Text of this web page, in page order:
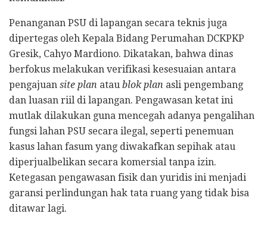
Penanganan PSU di lapangan secara teknis juga
dipertegas oleh Kepala Bidang Perumahan DCKPKP
Gresik, Cahyo Mardiono. Dikatakan, bahwa dinas
berfokus melakukan verifikasi kesesuaian antara
pengajuan site plan atau blok plan asli pengembang
dan luasan riil di lapangan. Pengawasan ketat ini
mutlak dilakukan guna mencegah adanya pengalihan
fungsi lahan PSU secara ilegal, seperti penemuan
kasus lahan fasum yang diwakafkan sepihak atau
diperjualbelikan secara komersial tanpa izin.
Ketegasan pengawasan fisik dan yuridis ini menjadi
garansi perlindungan hak tata ruang yang tidak bisa
ditawar lagi.